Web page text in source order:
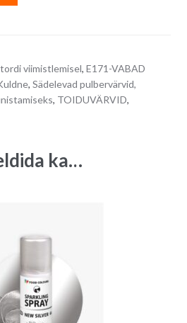
e
viimistlemisel, E171-VABAD
, Sädelevad pulbervärvid,
, TOIDUVÄRVID,
ka…